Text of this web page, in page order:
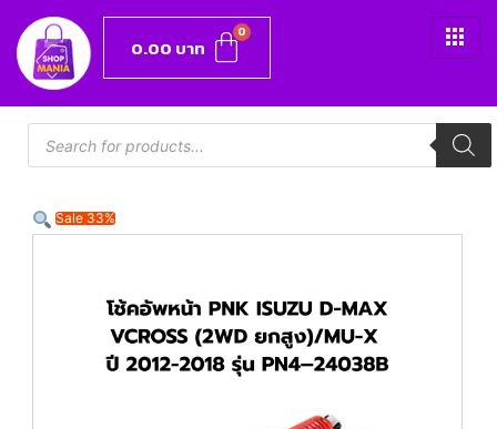
0.00 บาท
Sale 33%